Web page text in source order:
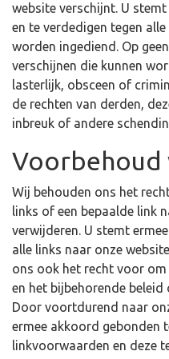
website verschijnt. U
en te verdedigen tegen
worden ingediend. Op
verschijnen die kunnen
lasterlijk, obsceen of
de rechten van derden,
inbreuk of andere
Voorbehoud
Wij behouden ons het
links of een bepaalde link
verwijderen. U stemt
alle links naar onze
ons ook het recht voor
en het bijbehorende
Door voortdurend naar
ermee akkoord gebonden
linkvoorwaarden en deze